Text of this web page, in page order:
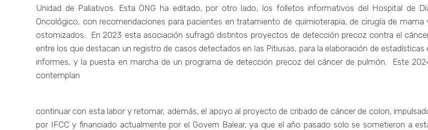
Unidad de Paliativos. Esta ONG ha editado, por otro lado, los folletos informativos del Hospital de
Oncológico, con recomendaciones para pacientes en tratamiento de quimioterapia, de cirugía de mama
ostomizados. En 2023 esta asociación sufragó distintos proyectos de detección precoz contra el
entre los que destacan un registro de casos detectados en las Pitiusas, para la elaboración de estadísticas
informes, y la puesta en marcha de un programa de detección precoz del cáncer de pulmón. Este
contemplan
continuar con esta labor y retomar, además, el apoyo al proyecto de cribado de cáncer de colon,
por IFCC y financiado actualmente por el Govern Balear, ya que el año pasado solo se sometieron a